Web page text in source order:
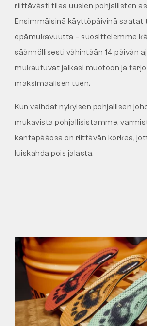
riittävästi tilaa uusien pohjallisten
Ensimmäisinä käyttöpäivinä saatat
epämukavuutta – suosittelemme
säännöllisesti vähintään 14 päivän
mukautuvat jalkasi muotoon ja
maksimaalisen tuen.
Kun vaihdat nykyisen pohjallisen
mukavista pohjallisistamme,
kantapääosa on riittävän korkea,
luiskahda pois jalasta.